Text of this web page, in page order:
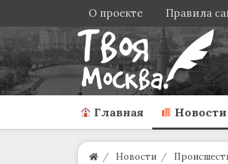
О проекте Правила
Главная Новости
Новости